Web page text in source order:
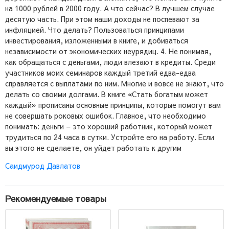
на 1000 рублей в 2000 году. А что сейчас? В лучшем случае
десятую часть. При этом наши доходы не поспевают за
инфляцией. Что делать? Пользоваться принципами
инвестирования, изложенными в книге, и добиваться
независимости от экономических неурядиц. 4. Не понимая,
как обращаться с деньгами, люди влезают в кредиты. Среди
участников моих семинаров каждый третий едва-едва
справляется с выплатами по ним. Многие и вовсе не знают, что
делать со своими долгами. В книге «Стать богатым может
каждый» прописаны основные принципы, которые помогут вам
не совершать роковых ошибок. Главное, что необходимо
понимать: деньги – это хороший работник, который может
трудиться по 24 часа в сутки. Устройте его на работу. Если
вы этого не сделаете, он уйдет работать к другим
Саидмурод Давлатов
Рекомендуемые товары